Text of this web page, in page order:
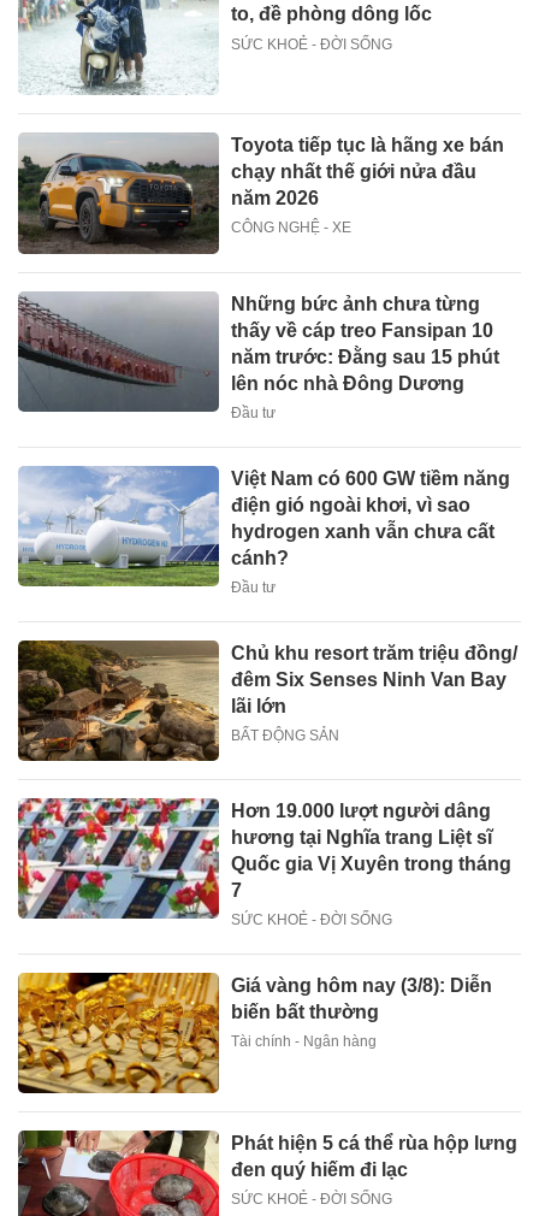
to, đề phòng dông lốc
SỨC KHOẺ - ĐỜI SỐNG
Toyota tiếp tục là hãng xe bán
chạy nhất thế giới nửa đầu
năm 2026
CÔNG NGHỆ - XE
Những bức ảnh chưa từng
thấy về cáp treo Fansipan 10
năm trước: Đằng sau 15 phút
lên nóc nhà Đông Dương
Đầu tư
Việt Nam có 600 GW tiềm năng
điện gió ngoài khơi, vì sao
hydrogen xanh vẫn chưa cất
cánh?
Đầu tư
Chủ khu resort trăm triệu đồng/
đêm Six Senses Ninh Van Bay
lãi lớn
BẤT ĐỘNG SẢN
Hơn 19.000 lượt người dâng
hương tại Nghĩa trang Liệt sĩ
Quốc gia Vị Xuyên trong tháng
7
SỨC KHOẺ - ĐỜI SỐNG
Giá vàng hôm nay (3/8): Diễn
biến bất thường
Tài chính - Ngân hàng
Phát hiện 5 cá thể rùa hộp lưng
đen quý hiếm đi lạc
SỨC KHOẺ - ĐỜI SỐNG